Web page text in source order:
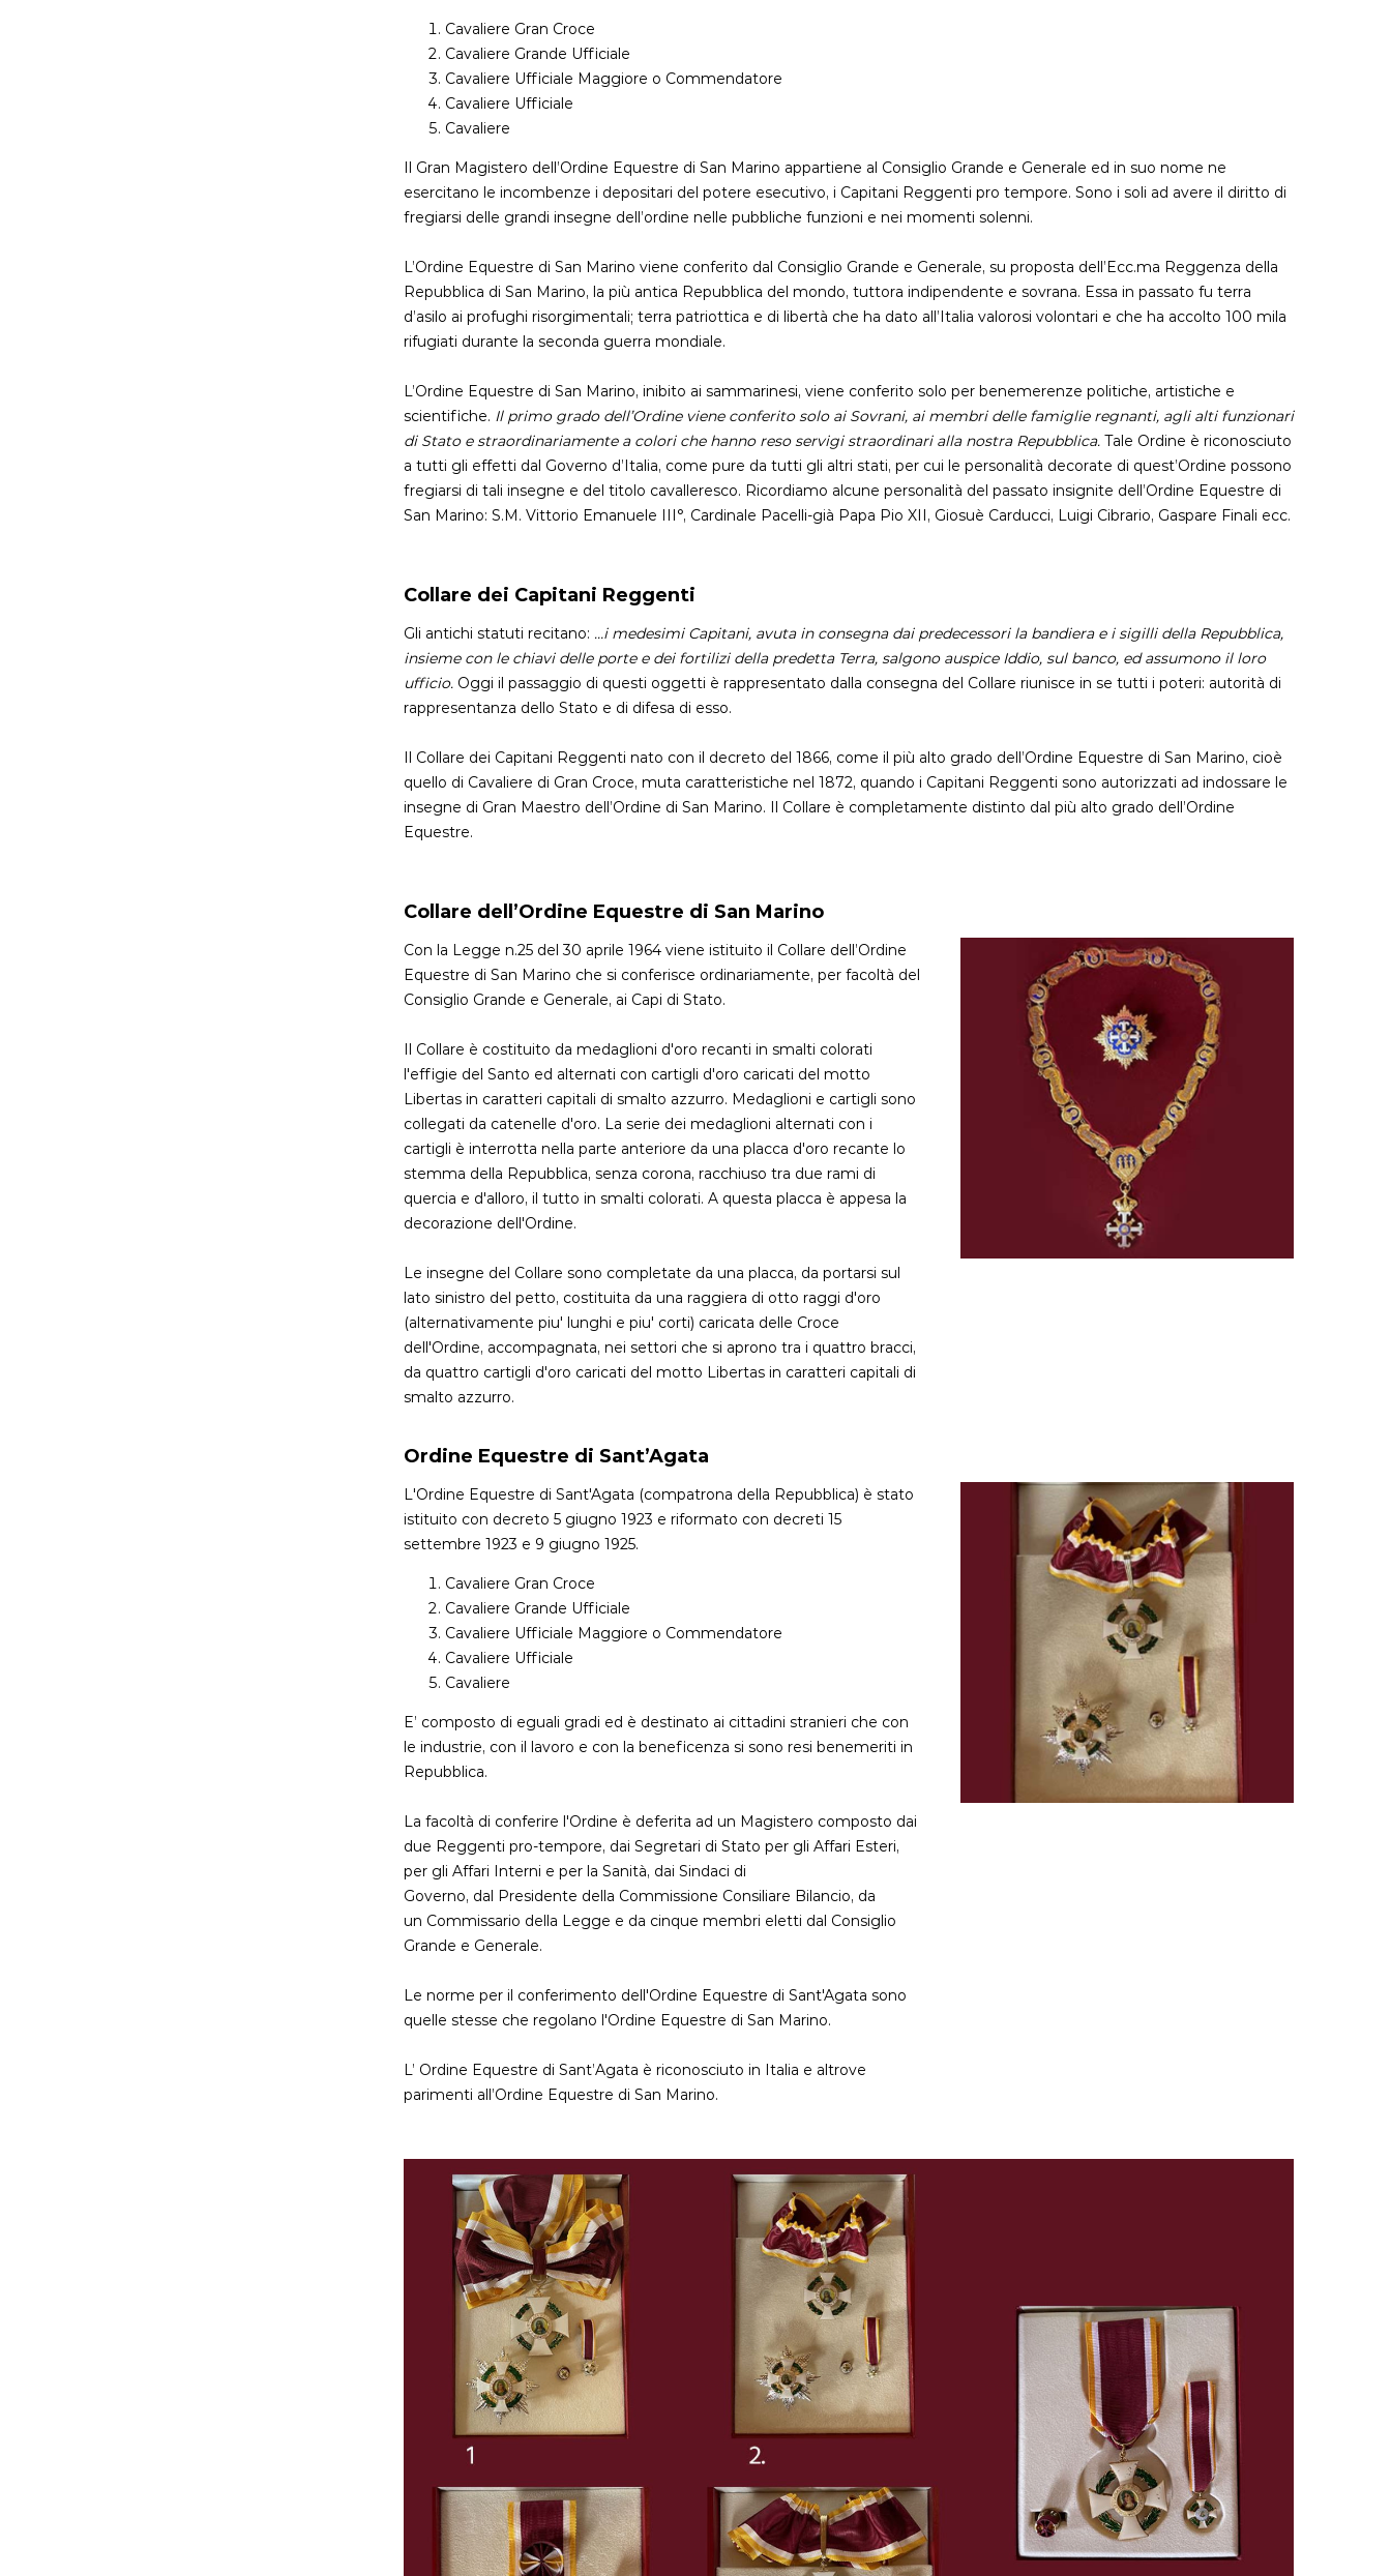
Cavaliere Gran Croce
Cavaliere Grande Ufficiale
Cavaliere Ufficiale Maggiore o Commendatore
Cavaliere Ufficiale
Cavaliere
Il Gran Magistero dell’Ordine Equestre di San Marino appartiene al Consiglio Grande e Generale ed in suo nome ne
esercitano le incombenze i depositari del potere esecutivo, i Capitani Reggenti pro tempore. Sono i soli ad avere il diritto di
fregiarsi delle grandi insegne dell’ordine nelle pubbliche funzioni e nei momenti solenni.
L’Ordine Equestre di San Marino viene conferito dal Consiglio Grande e Generale, su proposta dell’Ecc.ma Reggenza della
Repubblica di San Marino, la più antica Repubblica del mondo, tuttora indipendente e sovrana. Essa in passato fu terra
d’asilo ai profughi risorgimentali; terra patriottica e di libertà che ha dato all’Italia valorosi volontari e che ha accolto 100 mila
rifugiati durante la seconda guerra mondiale.
L’Ordine Equestre di San Marino, inibito ai sammarinesi, viene conferito solo per benemerenze politiche, artistiche e
scientifiche. Il primo grado dell’Ordine viene conferito solo ai Sovrani, ai membri delle famiglie regnanti, agli alti funzionari
di Stato e straordinariamente a colori che hanno reso servigi straordinari alla nostra Repubblica. Tale Ordine è riconosciuto
a tutti gli effetti dal Governo d’Italia, come pure da tutti gli altri stati, per cui le personalità decorate di quest’Ordine possono
fregiarsi di tali insegne e del titolo cavalleresco. Ricordiamo alcune personalità del passato insignite dell’Ordine Equestre di
San Marino: S.M. Vittorio Emanuele III°, Cardinale Pacelli-già Papa Pio XII, Giosuè Carducci, Luigi Cibrario, Gaspare Finali ecc.
Collare dei Capitani Reggenti
Gli antichi statuti recitano: …i medesimi Capitani, avuta in consegna dai predecessori la bandiera e i sigilli della Repubblica,
insieme con le chiavi delle porte e dei fortilizi della predetta Terra, salgono auspice Iddio, sul banco, ed assumono il loro
ufficio. Oggi il passaggio di questi oggetti è rappresentato dalla consegna del Collare riunisce in se tutti i poteri: autorità di
rappresentanza dello Stato e di difesa di esso.
Il Collare dei Capitani Reggenti nato con il decreto del 1866, come il più alto grado dell’Ordine Equestre di San Marino, cioè
quello di Cavaliere di Gran Croce, muta caratteristiche nel 1872, quando i Capitani Reggenti sono autorizzati ad indossare le
insegne di Gran Maestro dell’Ordine di San Marino. Il Collare è completamente distinto dal più alto grado dell’Ordine
Equestre.
Collare dell’Ordine Equestre di San Marino
Con la Legge n.25 del 30 aprile 1964 viene istituito il Collare dell’Ordine
Equestre di San Marino che si conferisce ordinariamente, per facoltà del
Consiglio Grande e Generale, ai Capi di Stato.
Il Collare è costituito da medaglioni d'oro recanti in smalti colorati
l'effigie del Santo ed alternati con cartigli d'oro caricati del motto
Libertas in caratteri capitali di smalto azzurro. Medaglioni e cartigli sono
collegati da catenelle d'oro. La serie dei medaglioni alternati con i
cartigli è interrotta nella parte anteriore da una placca d'oro recante lo
stemma della Repubblica, senza corona, racchiuso tra due rami di
quercia e d'alloro, il tutto in smalti colorati. A questa placca è appesa la
decorazione dell'Ordine.
Le insegne del Collare sono completate da una placca, da portarsi sul
lato sinistro del petto, costituita da una raggiera di otto raggi d'oro
(alternativamente piu' lunghi e piu' corti) caricata delle Croce
dell'Ordine, accompagnata, nei settori che si aprono tra i quattro bracci,
da quattro cartigli d'oro caricati del motto Libertas in caratteri capitali di
smalto azzurro.
Ordine Equestre di Sant’Agata
L'Ordine Equestre di Sant'Agata (compatrona della Repubblica) è stato
istituito con decreto 5 giugno 1923 e riformato con decreti 15
settembre 1923 e 9 giugno 1925.
Cavaliere Gran Croce
Cavaliere Grande Ufficiale
Cavaliere Ufficiale Maggiore o Commendatore
Cavaliere Ufficiale
Cavaliere
E’ composto di eguali gradi ed è destinato ai cittadini stranieri che con
le industrie, con il lavoro e con la beneficenza si sono resi benemeriti in
Repubblica.
La facoltà di conferire l'Ordine è deferita ad un Magistero composto dai
due Reggenti pro-tempore, dai Segretari di Stato per gli Affari Esteri,
per gli Affari Interni e per la Sanità, dai Sindaci di
Governo, dal Presidente della Commissione Consiliare Bilancio, da
un Commissario della Legge e da cinque membri eletti dal Consiglio
Grande e Generale.
Le norme per il conferimento dell'Ordine Equestre di Sant'Agata sono
quelle stesse che regolano l'Ordine Equestre di San Marino.
L’ Ordine Equestre di Sant’Agata è riconosciuto in Italia e altrove
parimenti all’Ordine Equestre di San Marino.